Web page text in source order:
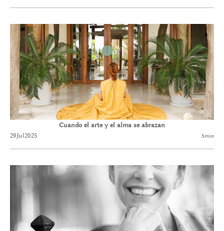
Cuando el arte y el alma se abrazan
29Jul2025 5min